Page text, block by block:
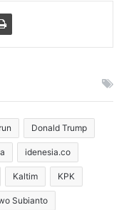
gugatan
menjadi ibu kota
jelas soal ibu kota
kepastian
Kalimantan
Donald Trump
idenesia.co
Kaltim KPK
Subianto